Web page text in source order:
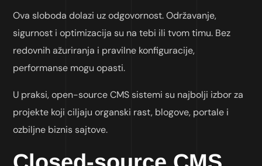
Ova sloboda dolazi uz odgovornost. Održavanje,
sigurnost i optimizacija su na tebi ili tvom timu. Bez
redovnih ažuriranja i pravilne konfiguracije,
performanse mogu opasti.
U praksi, open-source CMS sistemi su najbolji izbor za
projekte koji ciljaju organski rast, blogove, portale i
ozbiljne biznis sajtove.